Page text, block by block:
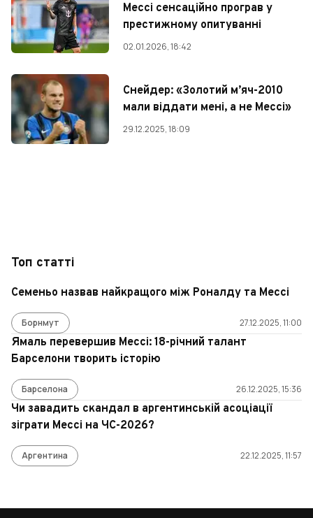
Мессі сенсаційно програв у
престижному опитуванні
02.01.2026, 18:42
Снейдер: «Золотий м’яч-2010
мали віддати мені, а не Мессі»
29.12.2025, 18:09
Топ статті
Семеньо назвав найкращого між Роналду та Мессі
Борнмут 27.12.2025, 11:00
Ямаль перевершив Мессі: 18-річний талант
Барселони творить історію
Барселона 26.12.2025, 15:36
Чи завадить скандал в аргентинській асоціації
зіграти Мессі на ЧС-2026?
Аргентина 22.12.2025, 11:57